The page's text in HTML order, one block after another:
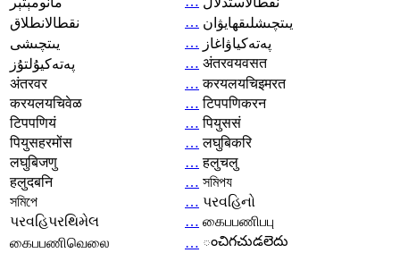
نقطالانطلاق
… يىتچىشلىقھايۋان
يىتچىشى
… پەتەكياۋاغاز
پەتەكيۇلتۇز
… अंतरवयवसत
अंतरवर
… करयलयचिइमरत
करयलयचिवेळ
… टिपपणिकरन
टिपपणियं
… पियुससं
पियुसहरमोंस
… लघुबिकरि
लघुबिजणु
… हलुचलु
हलुदबनि
… সমিপয
সমিপে
… પરવહિનો
પરવહિપરથિમેલ
… கைபபணிபபு
கைபபணிவெலை
… ంచిగచుడలెదు